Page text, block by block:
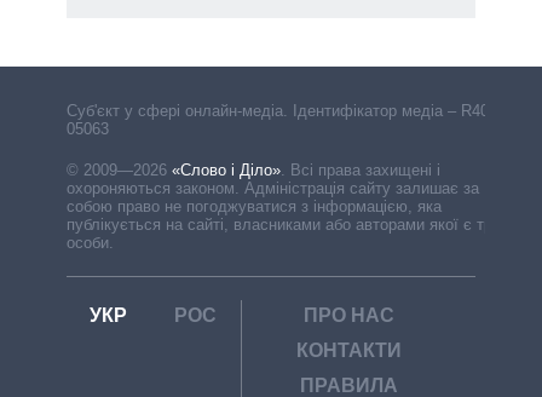
Cуб'єкт у сфері онлайн-медіа. Ідентифікатор медіа – R40-
05063
© 2009—2026 «Слово і Діло». Всі права захищені і
охороняються законом. Адміністрація сайту залишає за
собою право не погоджуватися з інформацією, яка
публікується на сайті, власниками або авторами якої є треті
особи.
УКР РОС
ПРО НАС
КОНТАКТИ
ПРАВИЛА